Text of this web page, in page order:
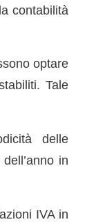
contabilità
optare
Tale
delle
in
IVA in